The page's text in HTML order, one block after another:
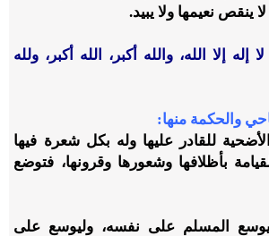
ينقص نعيمها ولا يبيد.
لا إله إلا الله، والله أكبر، الله أكبر، ولله
والحكمة منها:
للقادر عليها وله بكل شعرة فيها
بأظلافها وشعورها وقرونها، فتوضع
المسلم على نفسه، وليوسع على